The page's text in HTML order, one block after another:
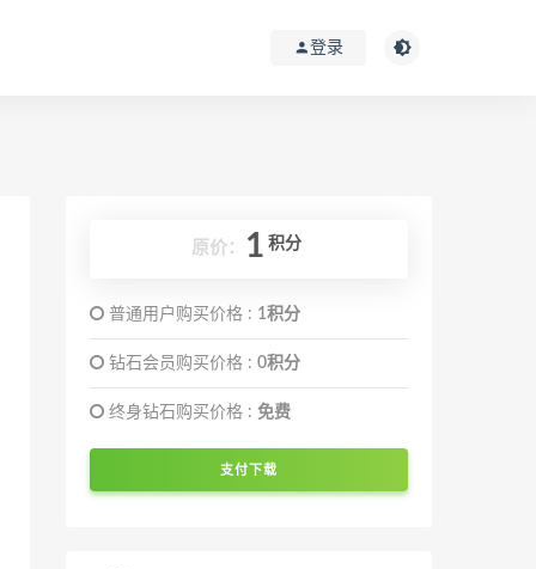
登录
原价： 1 积分
普通用户购买价格 : 1积分
钻石会员购买价格 : 0积分
终身钻石购买价格 : 免费
支付下载